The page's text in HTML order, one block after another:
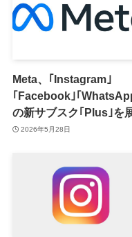
Meta、｢Instagram｣
｢Facebook｣｢
の新サブスク｢Plus｣を
へ2026年5月28日